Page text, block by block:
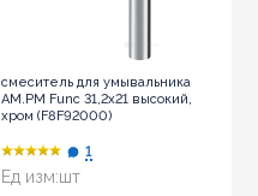
смеситель для умывальника
AM.PM Func 31,2х21 высокий,
хром (F8F92000)
Ед изм:шт
1